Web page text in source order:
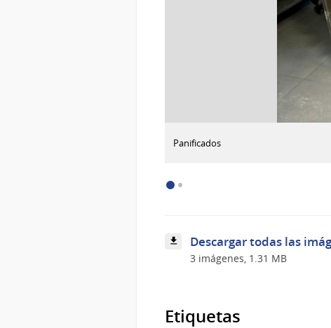
convenio
Panificados
Descargar todas las
3 imágenes, 1.31 MB
Etiquetas